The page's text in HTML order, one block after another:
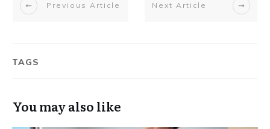
Previous Article Next Article
TAGS
You may also like